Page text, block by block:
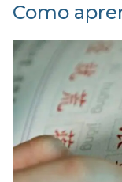
Como